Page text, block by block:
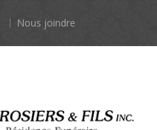
Nous joindre